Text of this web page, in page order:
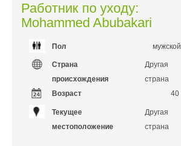
Работник по уходу:
Mohammed Abubakari
Пол мужской
Страна
происхождения
Другая
страна
Возраст
40
Текущее
местоположение
Другая
страна